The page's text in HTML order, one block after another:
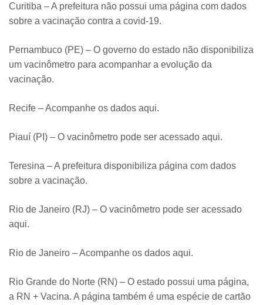
Curitiba – A prefeitura não possui uma página com dados
sobre a vacinação contra a covid-19.
Pernambuco (PE) – O governo do estado não disponibiliza
um vacinômetro para acompanhar a evolução da
vacinação.
Recife – Acompanhe os dados aqui.
Piauí (PI) – O vacinômetro pode ser acessado aqui.
Teresina – A prefeitura disponibiliza página com dados
sobre a vacinação.
Rio de Janeiro (RJ) – O vacinômetro pode ser acessado
aqui.
Rio de Janeiro – Acompanhe os dados aqui.
Rio Grande do Norte (RN) – O estado possui uma página,
a RN + Vacina. A página também é uma espécie de cartão